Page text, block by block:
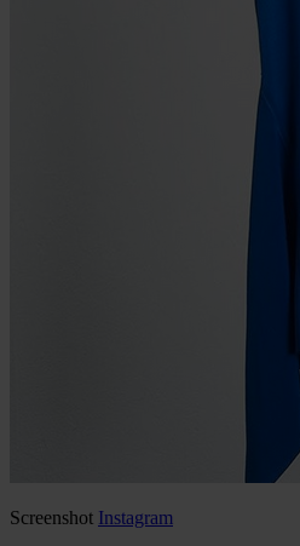
Screenshot Instagram